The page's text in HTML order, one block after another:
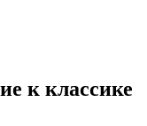
к классике